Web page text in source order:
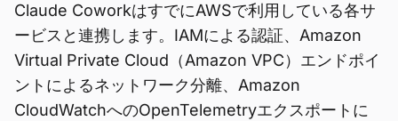
Claude CoworkはすでにAWSで利用している各サ
ービスと連携します。IAMによる認証、Amazon
Virtual Private Cloud（Amazon VPC）エンドポイ
ントによるネットワーク分離、Amazon
CloudWatchへのOpenTelemetryエクスポートに